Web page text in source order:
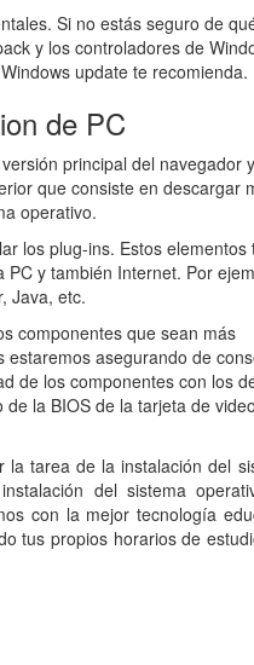
Si no estás seguro de
y los controladores de
update te recomienda.
de PC
principal del navegador
que consiste en descargar
operativo.
los plug-ins. Estos elementos
y también Internet. Por
Java, etc.
componentes que sean más
estaremos asegurando de
de los componentes con los
la BIOS de la tarjeta de
tarea de la instalación del
del sistema
con la mejor tecnología
tus propios horarios de